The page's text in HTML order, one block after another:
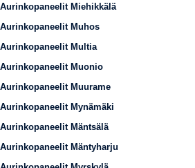
Aurinkopaneelit Miehikkälä
Aurinkopaneelit Muhos
Aurinkopaneelit Multia
Aurinkopaneelit Muonio
Aurinkopaneelit Muurame
Aurinkopaneelit Mynämäki
Aurinkopaneelit Mäntsälä
Aurinkopaneelit Mäntyharju